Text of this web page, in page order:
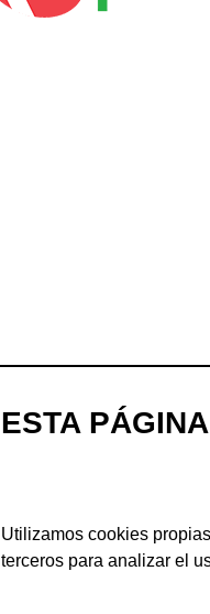
ESTA
Utilizamos cookies
terceros para analizar el